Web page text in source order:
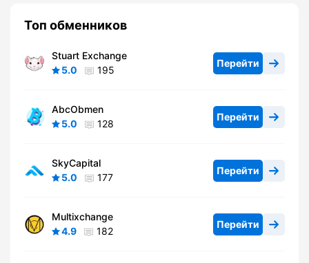
Топ обменников
Stuart Exchange
5.0
195
Перейти
AbcObmen
5.0
128
Перейти
SkyCapital
5.0
177
Перейти
Multixchange
4.9
182
Перейти